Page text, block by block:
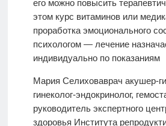
его можно повысить
этом курс витаминов или
проработка эмоционального
психологом — лечение
индивидуально по показаниям
Мария Селиховаврач акушер-
гинеколог-эндокринолог,
руководитель экспертного
здоровья Института